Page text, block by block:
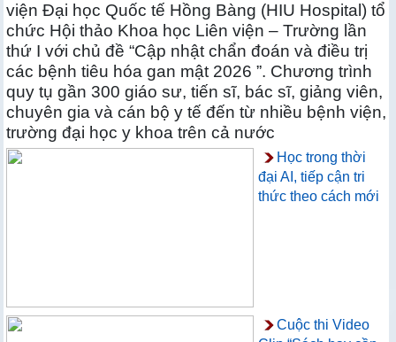
viện Đại học Quốc tế Hồng Bàng (HIU Hospital) tổ
chức Hội thảo Khoa học Liên viện – Trường lần
thứ I với chủ đề “Cập nhật chẩn đoán và điều trị
các bệnh tiêu hóa gan mật 2026 ”. Chương trình
quy tụ gần 300 giáo sư, tiến sĩ, bác sĩ, giảng viên,
chuyên gia và cán bộ y tế đến từ nhiều bệnh viện,
trường đại học y khoa trên cả nước
Học trong thời
đại AI, tiếp cận tri
thức theo cách mới
Cuộc thi Video